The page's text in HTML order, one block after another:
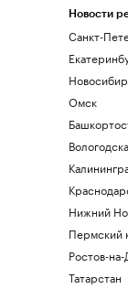
Новости
Санкт-
Омск
Нижний
Пермский
Ростов-
Татарстан